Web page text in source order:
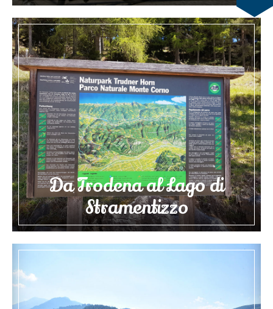
Da Trodena al Lago di
Stramentizzo